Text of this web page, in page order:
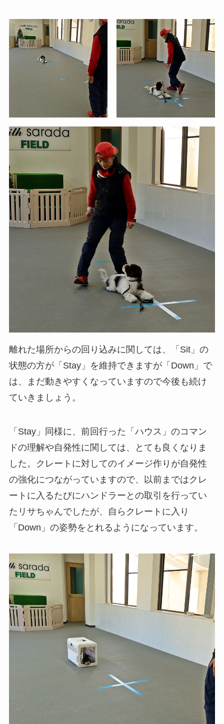
離れた場所からの回り込みに関しては、「Sit」の
状態の方が「Stay」を維持できますが「Down」で
は、まだ動きやすくなっていますので今後も続け
ていきましょう。
「Stay」同様に、前回行った「ハウス」のコマン
ドの理解や自発性に関しては、とても良くなりま
した。クレートに対してのイメージ作りが自発性
の強化につながっていますので、以前まではクレ
ートに入るたびにハンドラーとの取引を行ってい
たリサちゃんでしたが、自らクレートに入り
「Down」の姿勢をとれるようになっています。